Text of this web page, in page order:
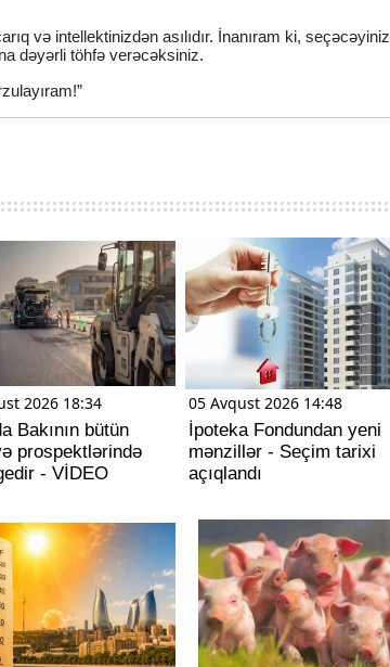
və intellektinizdən asılıdır. İnanıram ki, seçəcəyiniz
dəyərli töhfə verəcəksiniz.
2026 18:34
Bakının bütün
prospektlərində
- VİDEO
05 Avqust 2026 14:48
İpoteka Fondundan yeni
mənzillər - Seçim tarixi
açıqlandı